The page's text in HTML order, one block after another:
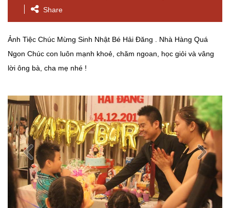
Share
Ảnh Tiệc Chúc Mừng Sinh Nhật Bé Hải Đăng . Nhà Hàng Quá
Ngon Chúc con luôn mạnh khoẻ, chăm ngoan, học giỏi và vâng
lời ông bà, cha mẹ nhé !